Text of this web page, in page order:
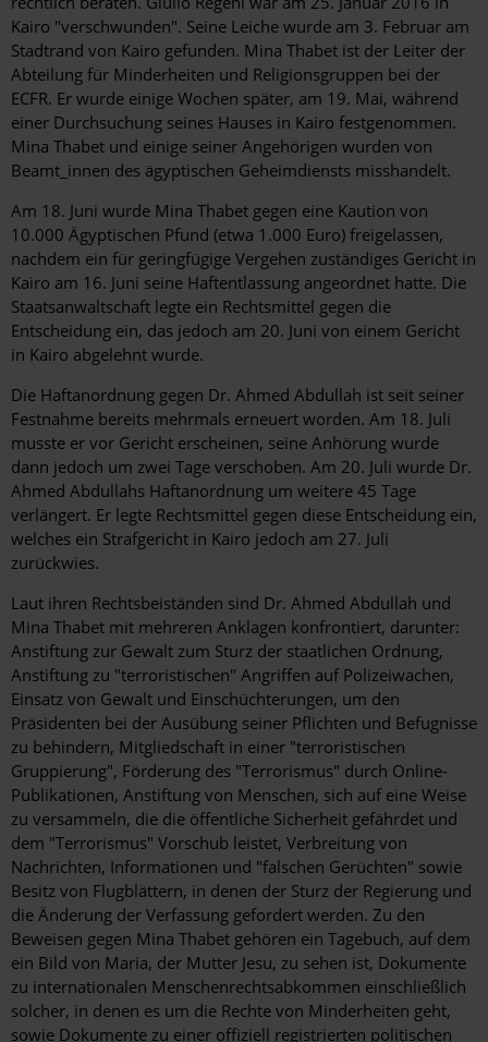
Kairo "verschwunden". Seine Leiche wurde am 3. Februar am
Stadtrand von Kairo gefunden. Mina Thabet ist der Leiter der
Abteilung für Minderheiten und Religionsgruppen bei der
ECFR. Er wurde einige Wochen später, am 19. Mai, während
einer Durchsuchung seines Hauses in Kairo festgenommen.
Mina Thabet und einige seiner Angehörigen wurden von
Beamt_innen des ägyptischen Geheimdiensts misshandelt.
Am 18. Juni wurde Mina Thabet gegen eine Kaution von
10.000 Ägyptischen Pfund (etwa 1.000 Euro) freigelassen,
nachdem ein für geringfügige Vergehen zuständiges Gericht in
Kairo am 16. Juni seine Haftentlassung angeordnet hatte. Die
Staatsanwaltschaft legte ein Rechtsmittel gegen die
Entscheidung ein, das jedoch am 20. Juni von einem Gericht
in Kairo abgelehnt wurde.
Die Haftanordnung gegen Dr. Ahmed Abdullah ist seit seiner
Festnahme bereits mehrmals erneuert worden. Am 18. Juli
musste er vor Gericht erscheinen, seine Anhörung wurde
dann jedoch um zwei Tage verschoben. Am 20. Juli wurde Dr.
Ahmed Abdullahs Haftanordnung um weitere 45 Tage
verlängert. Er legte Rechtsmittel gegen diese Entscheidung ein,
welches ein Strafgericht in Kairo jedoch am 27. Juli
zurückwies.
Laut ihren Rechtsbeiständen sind Dr. Ahmed Abdullah und
Mina Thabet mit mehreren Anklagen konfrontiert, darunter:
Anstiftung zur Gewalt zum Sturz der staatlichen Ordnung,
Anstiftung zu "terroristischen" Angriffen auf Polizeiwachen,
Einsatz von Gewalt und Einschüchterungen, um den
Präsidenten bei der Ausübung seiner Pflichten und Befugnisse
zu behindern, Mitgliedschaft in einer "terroristischen
Gruppierung", Förderung des "Terrorismus" durch Online-
Publikationen, Anstiftung von Menschen, sich auf eine Weise
zu versammeln, die die öffentliche Sicherheit gefährdet und
dem "Terrorismus" Vorschub leistet, Verbreitung von
Nachrichten, Informationen und "falschen Gerüchten" sowie
Besitz von Flugblättern, in denen der Sturz der Regierung und
die Änderung der Verfassung gefordert werden. Zu den
Beweisen gegen Mina Thabet gehören ein Tagebuch, auf dem
ein Bild von Maria, der Mutter Jesu, zu sehen ist, Dokumente
zu internationalen Menschenrechtsabkommen einschließlich
solcher, in denen es um die Rechte von Minderheiten geht,
sowie Dokumente zu einer offiziell registrierten politischen